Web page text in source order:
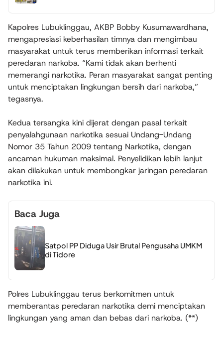
Kapolres Lubuklinggau, AKBP Bobby Kusumawardhana,
mengapresiasi keberhasilan timnya dan mengimbau
masyarakat untuk terus memberikan informasi terkait
peredaran narkoba. “Kami tidak akan berhenti
memerangi narkotika. Peran masyarakat sangat penting
untuk menciptakan lingkungan bersih dari narkoba,”
tegasnya.
Kedua tersangka kini dijerat dengan pasal terkait
penyalahgunaan narkotika sesuai Undang-Undang
Nomor 35 Tahun 2009 tentang Narkotika, dengan
ancaman hukuman maksimal. Penyelidikan lebih lanjut
akan dilakukan untuk membongkar jaringan peredaran
narkotika ini.
Baca Juga
Satpol PP Diduga Usir Brutal Pengusaha UMKM
di Tidore
Polres Lubuklinggau terus berkomitmen untuk
memberantas peredaran narkotika demi menciptakan
lingkungan yang aman dan bebas dari narkoba. (**)